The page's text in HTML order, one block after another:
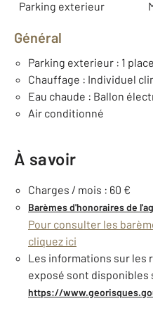
Parking exterieur
Général
Parking exterieur : 1
Chauffage : Individuel
Eau chaude : Ballon
Air conditionné
À savoir
Charges / mois : 60 €
Barèmes d'honoraires de
Pour consulter les
cliquez ici
Les informations sur les
exposé sont disponibles
https://